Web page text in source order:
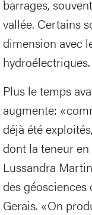
barrages,
vallée. Certains
dimension avec
hydroélectriques.
Plus le temps
augmente:
déjà été
dont la teneur
Lussandra
des géosciences
Gerais. «On